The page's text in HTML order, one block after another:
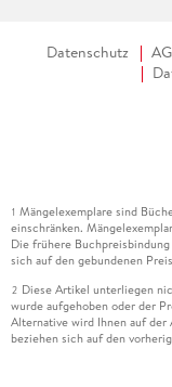
Datenschutz
1 Mängelexemplare sind
einschränken.
Die frühere
sich auf den gebundenen
2 Diese Artikel unterliegen
wurde aufgehoben oder der
Alternative wird Ihnen auf der
beziehen sich auf den